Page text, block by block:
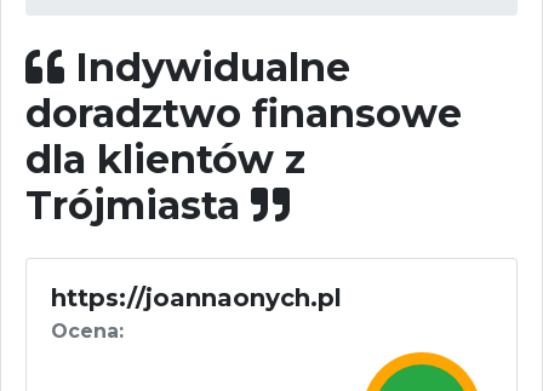
Indywidualne
doradztwo finansowe
dla klientów z
Trójmiasta
https://joannaonych.pl
Ocena: